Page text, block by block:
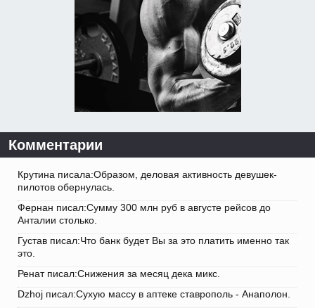
Комментарии
Крутина писала:Образом, деловая активность девушек-
пилотов обернулась.
Фернан писал:Сумму 300 млн руб в августе рейсов до
Анталии столько.
Густав писал:Что банк будет Вы за это платить именно так
это.
Ренат писал:Снижения за месяц дека микс.
Dzhoj писал:Сухую массу в аптеке ставрополь - Анаполон.